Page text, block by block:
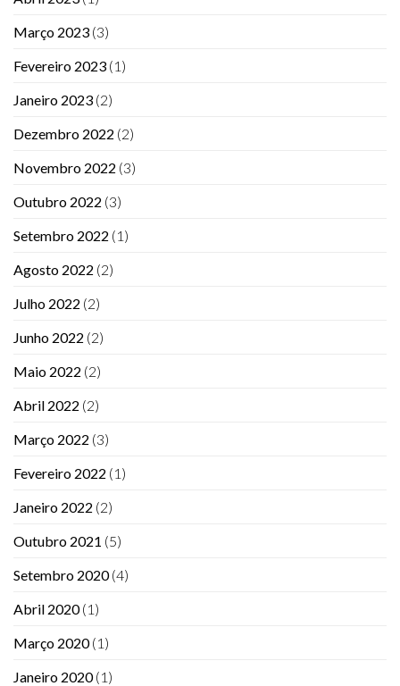
Março 2023 (3)
Fevereiro 2023 (1)
Janeiro 2023 (2)
Dezembro 2022 (2)
Novembro 2022 (3)
Outubro 2022 (3)
Setembro 2022 (1)
Agosto 2022 (2)
Julho 2022 (2)
Junho 2022 (2)
Maio 2022 (2)
Abril 2022 (2)
Março 2022 (3)
Fevereiro 2022 (1)
Janeiro 2022 (2)
Outubro 2021 (5)
Setembro 2020(4)
Abril 2020(1)
Março 2020(1)
Janeiro 2020(1)